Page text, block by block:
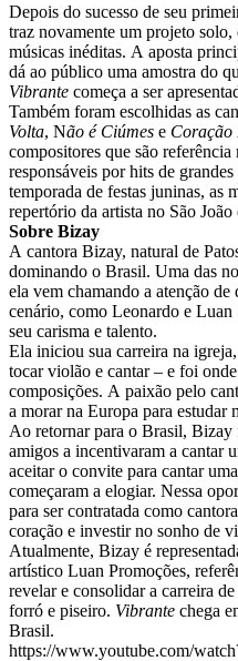
Depois do sucesso de seu
traz novamente um projeto
músicas inéditas. A aposta
dá ao público uma amostra do
Vibrante começa a ser
Também foram escolhidas as
Volta, Não é Ciúmes e Coração
compositores que são
responsáveis por hits de
temporada de festas juninas, as
repertório da artista no São João
Sobre Bizay
A cantora Bizay, natural de
dominando o Brasil. Uma das
ela vem chamando a atenção
cenário, como Leonardo e Luan
seu carisma e talento.
Ela iniciou sua carreira na
tocar violão e cantar – e foi
composições. A paixão pelo
a morar na Europa para estudar
Ao retornar para o Brasil, Bizay
amigos a incentivaram a cantar
aceitar o convite para cantar
começaram a elogiar. Nessa
para ser contratada como
coração e investir no sonho de
Atualmente, Bizay é
artístico Luan Promoções,
revelar e consolidar a carreira
forró e piseiro. Vibrante chega
Brasil.
https://www.youtube.com/